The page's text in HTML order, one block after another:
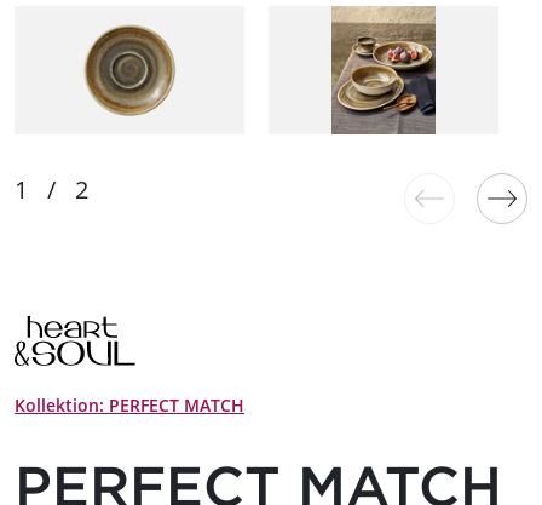
Kollektion: PERFECT MATCH
PERFECT MATCH